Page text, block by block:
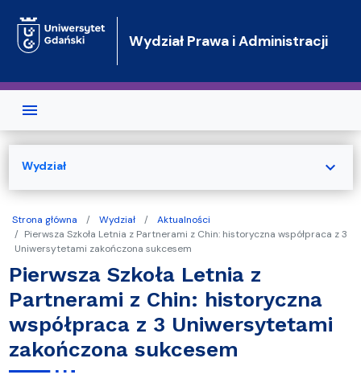
Wydział Prawa i Administracji
Strona główna Wydział
Aktualności
Pierwsza Szkoła Letnia z Partnerami z Chin: historyczna współpraca z 3
Uniwersytetami zakończona sukcesem
Pierwsza Szkoła Letnia z
Partnerami z Chin: historyczna
współpraca z 3 Uniwersytetami
zakończona sukcesem
Wydział expand_more